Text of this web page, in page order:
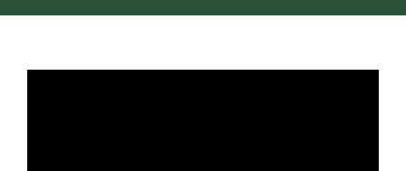
İletişim